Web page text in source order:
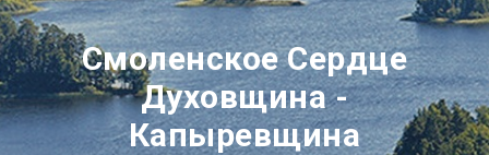
Смоленское Сердце
Духовщина -
Капыревщина